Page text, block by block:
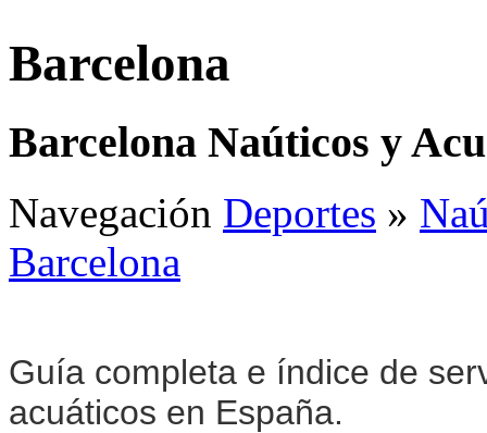
Barcelona
Barcelona Naúticos y
Navegación Deportes »
Barcelona
Guía completa e índice de
acuáticos en España.